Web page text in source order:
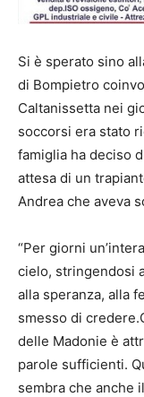
Si è sperato sino
di Bompietro
Caltanissetta nei
soccorsi era stato
famiglia ha deciso
attesa di un
Andrea che aveva
“Per giorni
cielo, stringendosi
alla speranza, alla
smesso di
delle Madonie è
parole sufficienti.
sembra che anche